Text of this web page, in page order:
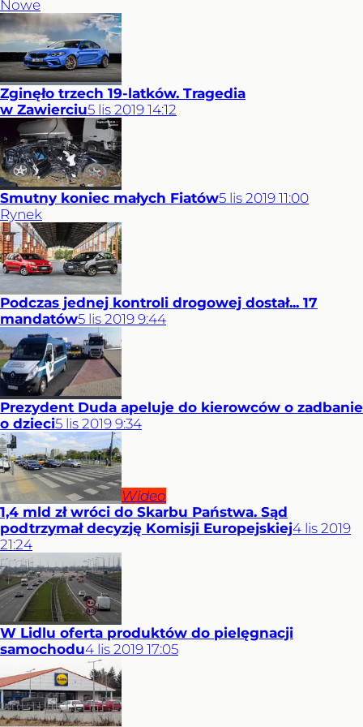
Nowe
Zginęło trzech 19-latków. Tragedia
w Zawierciu5 lis 2019 14:12
Smutny koniec małych Fiatów5 lis 2019 11:00
Rynek
Podczas jednej kontroli drogowej dostał... 17
mandatów5 lis 2019 9:44
Prezydent Duda apeluje do kierowców o zadbanie
o dzieci5 lis 2019 9:34
Wideo
1,4 mld zł wróci do Skarbu Państwa. Sąd
podtrzymał decyzję Komisji Europejskiej4 lis 2019
21:24
W Lidlu oferta produktów do pielęgnacji
samochodu4 lis 2019 17:05